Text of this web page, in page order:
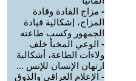
- مزاج القادة وقادة
المزاج، إشكالية قيادة
الجمهور وكسب طاعته
- الوعي المخبأ خلف
ولاءات الطاعة، أشكالية
ارتهان الإنسان للإنس ...
- الإعلام العراقي والذوق